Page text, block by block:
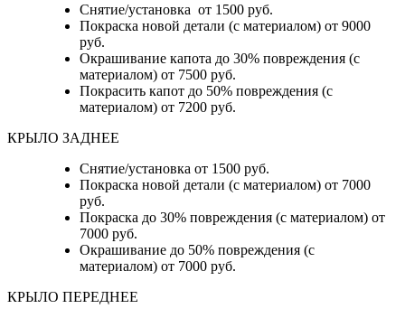
Снятие/установка от 1500 руб.
Покраска новой детали (с материалом) от 9000
руб.
Окрашивание капота до 30% повреждения (с
материалом) от 7500 руб.
Покрасить капот до 50% повреждения (с
материалом) от 7200 руб.
КРЫЛО ЗАДНЕЕ
Снятие/установка от 1500 руб.
Покраска новой детали (с материалом) от 7000
руб.
Покраска до 30% повреждения (с материалом) от
7000 руб.
Окрашивание до 50% повреждения (с
материалом) от 7000 руб.
КРЫЛО ПЕРЕДНЕЕ